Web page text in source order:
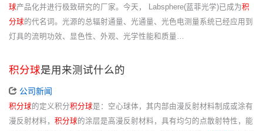
球产品化并进行极致研究的厂家。今天， Labsphere(蓝菲光学)已成为积
分球 的代名词。光源的总辐射通量、光通量、光色电测量系统已经应用到
灯具的流明功效、显色性、外观、光学性能和质量…
积分球是用来测试什么的
公司新闻
积分球 的定义积分积分球是：空心球体，其内部由漫反射材料制成或涂有
漫反射材料， 积分球 的涂层是高漫反射材料，具有均匀的点散射特性，能